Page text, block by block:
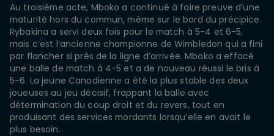
Au troisième acte, Mboko a continué à faire preuve d’une
maturité hors du commun, même sur le bord du précipice.
Rybakina a servi deux fois pour le match à 5-4 et 6-5,
mais c’est l’ancienne championne de Wimbledon qui a fini
par flancher si près de la ligne d’arrivée. Mboko a effacé
une balle de match à 4-5 et a de nouveau réussi le bris à
5-6. La jeune Canadienne a été la plus stable des deux
joueuses au jeu décisif, frappant la balle avec
détermination du coup droit et du revers, tout en
produisant des services mordants lorsqu’elle en avait le
plus besoin.